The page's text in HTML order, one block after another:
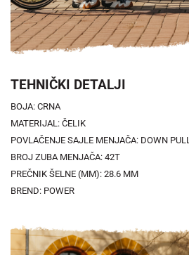
TEHNIČKI DETALJI
BOJA: CRNA
MATERIJAL: ČELIK
POVLAČENJE SAJLE MENJAČA: DOWN PULL
BROJ ZUBA MENJAČA: 42T
PREČNIK ŠELNE (MM): 28.6 MM
BREND: POWER